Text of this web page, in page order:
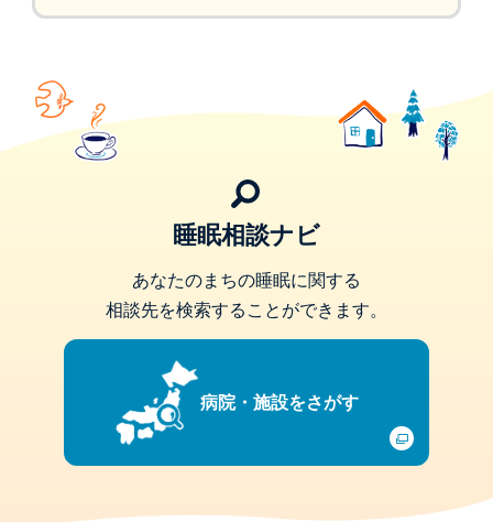
睡眠相談ナビ
あなたのまちの睡眠に関する
相談先を検索することができます。
病院・施設をさがす